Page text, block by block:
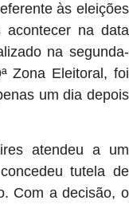
às eleições
na data
na segunda-
Zona Eleitoral, foi
um dia depois
atendeu a um
tutela de
Com a decisão, o